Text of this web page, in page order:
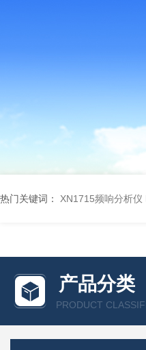
热门关键词： XN1715频响分析仪
产品分类
PRODUCT